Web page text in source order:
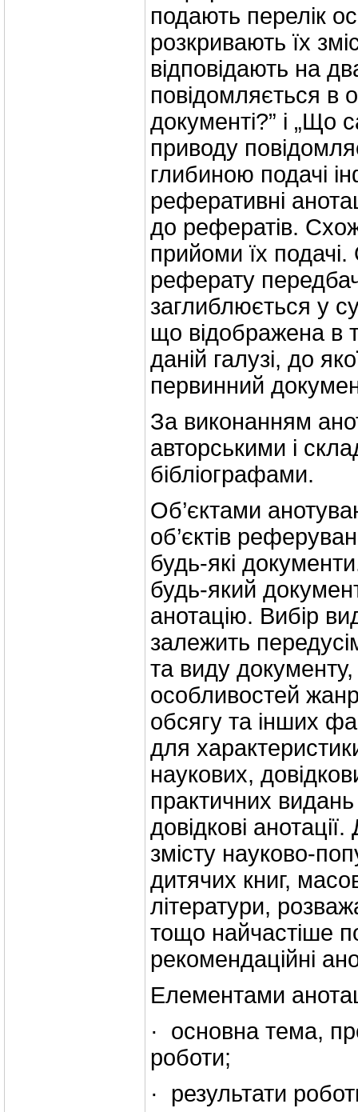
подають перелік
розкривають їх
відповідають на
повідомляється в
документі?” і „Що
приводу
глибиною подачі
реферативні
до рефератів.
прийоми їх
реферату
заглиблюється у
що відображена в
даній галузі, до
первинний
За виконанням
авторськими і
бібліографами.
Об’єктами
об’єктів
будь-які
будь-який
анотацію. Вибір
залежить
та виду документу,
особливостей
обсягу та інших
для
наукових,
практичних
довідкові
змісту науково-
дитячих книг,
літератури,
тощо найчастіше
рекомендаційні
Елементами
· основна тема,
роботи;
· результати